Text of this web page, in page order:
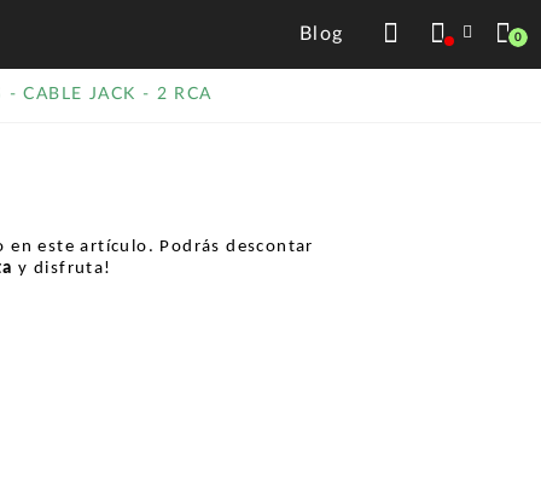
Blog 0
- CABLE JACK - 2 RCA
en este artículo. Podrás descontar
y disfruta!